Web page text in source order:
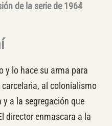
de la serie de 1964
y lo hace su arma para
al colonialismo
a la segregación que
director enmascara a la